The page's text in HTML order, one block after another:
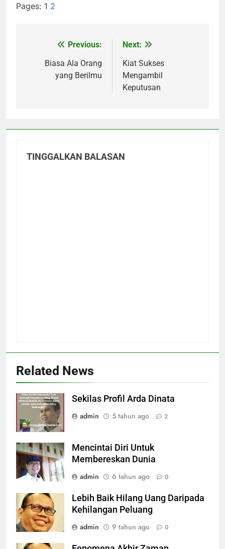
Pages: 1 2
Navigasi
pos
Previous:
Biasa Ala Orang
yang Berilmu
Next:
Kiat Sukses
Mengambil
Keputusan
TINGGALKAN BALASAN
Related News
Sekilas Profil Arda Dinata
admin
5 tahun ago 2
Mencintai Diri Untuk
Membereskan Dunia
admin
6 tahun ago 0
Lebih Baik Hilang Uang Daripada
Kehilangan Peluang
admin
9 tahun ago 0